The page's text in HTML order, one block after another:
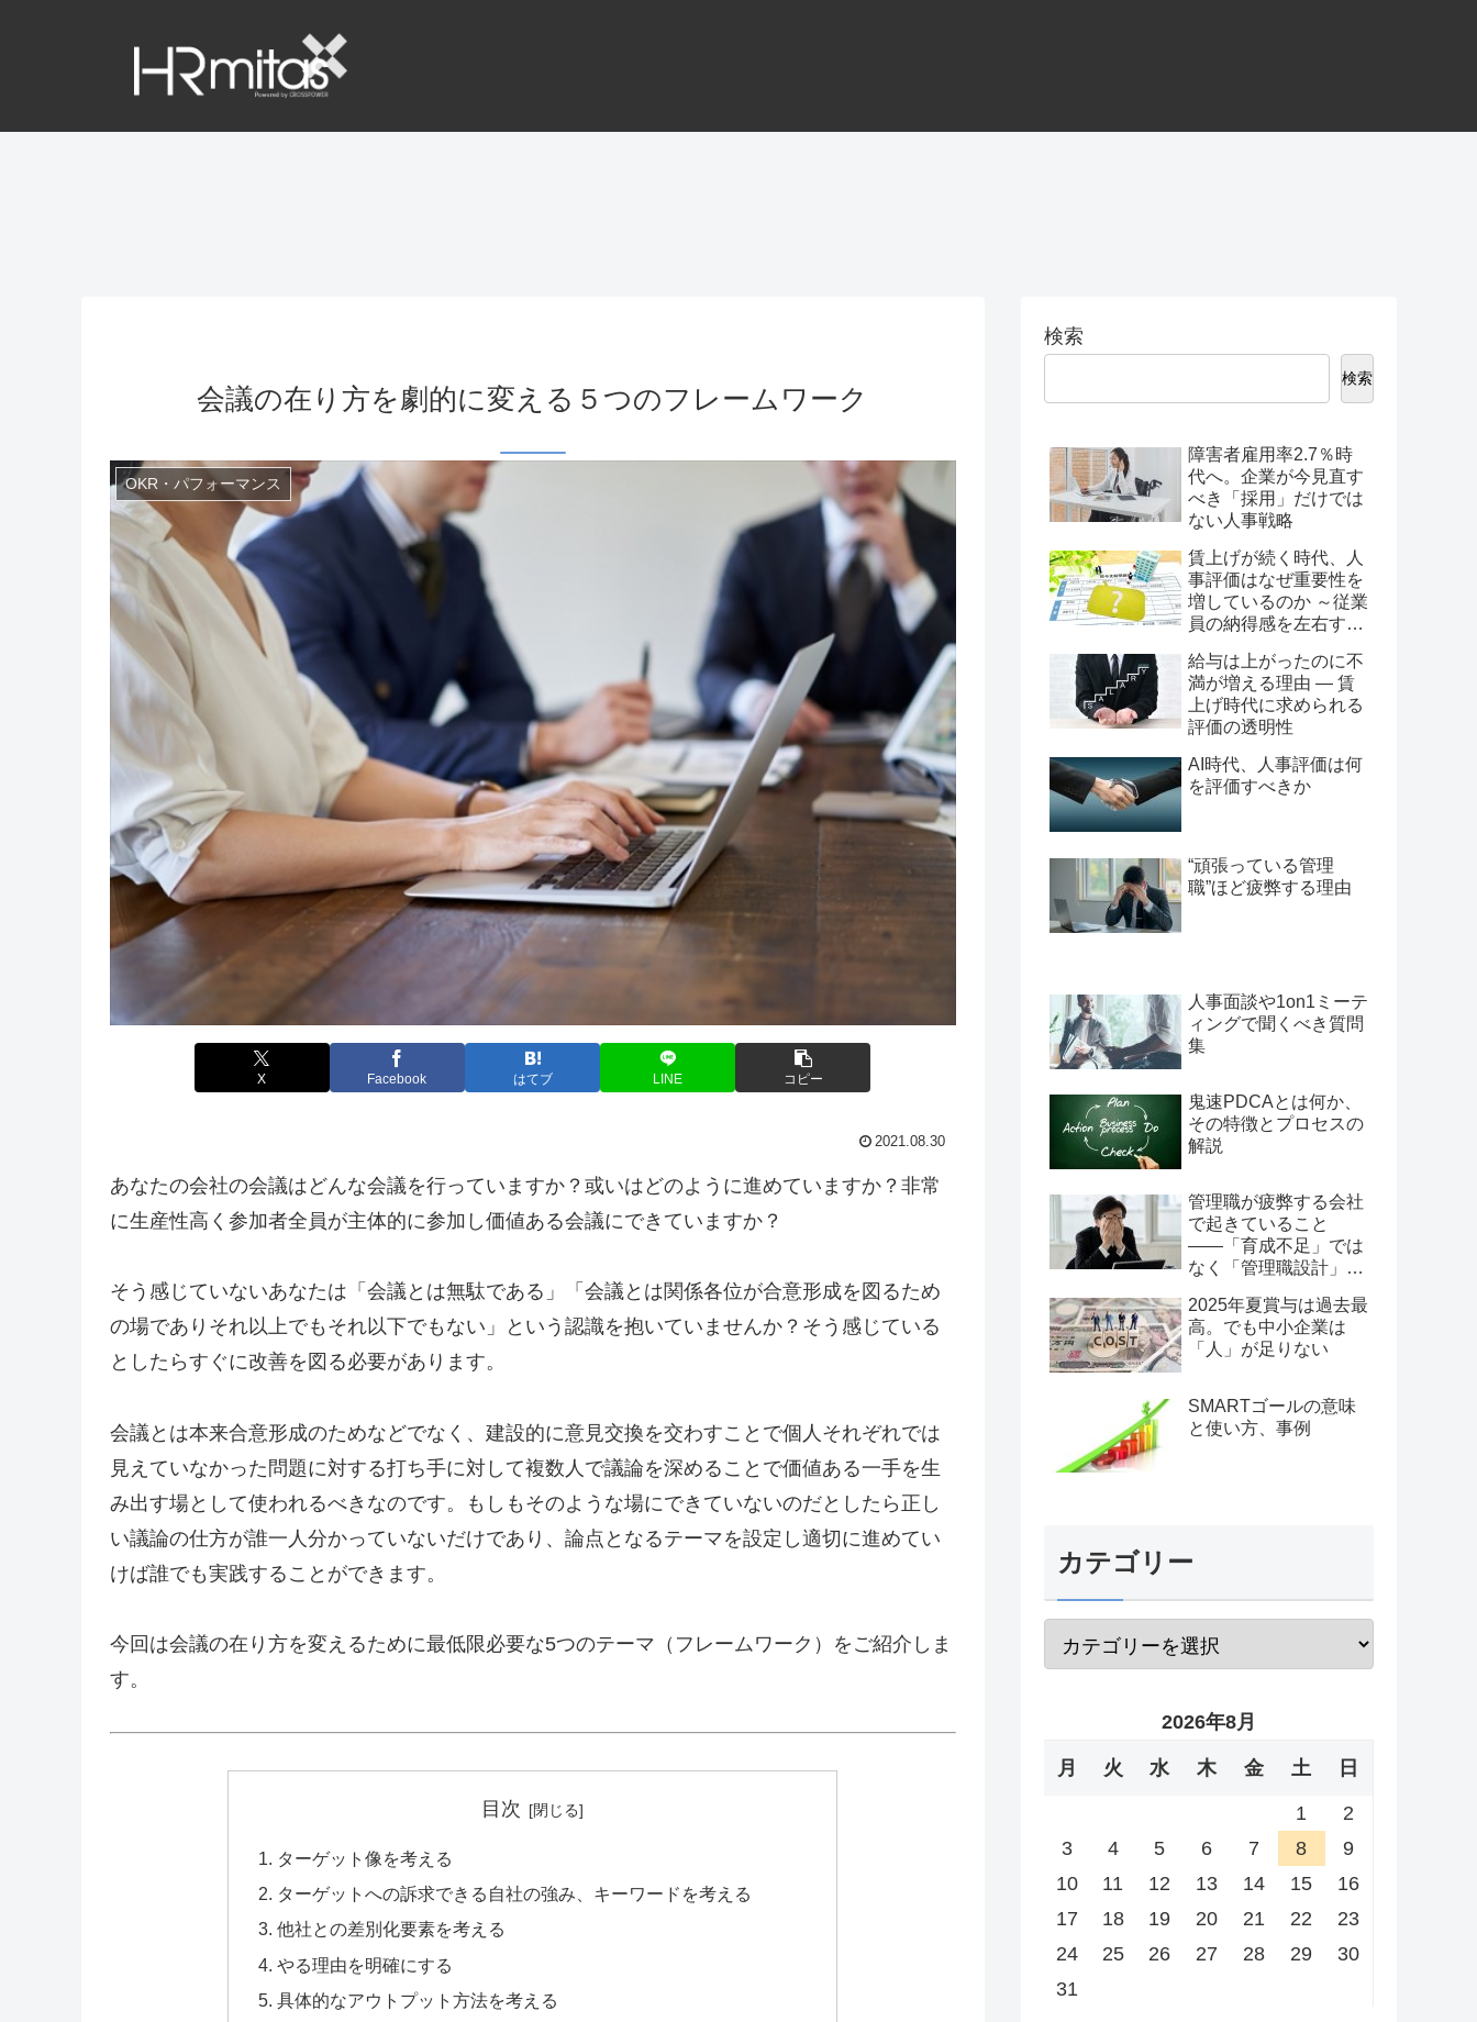
会議の在り方を劇的に変える５つのフレームワーク
OKR・パフォーマンス
X Facebook はてブ LINE コピー
2021.08.30
あなたの会社の会議はどんな会議を行っていますか？或いはどのように進めていますか？非常
に生産性高く参加者全員が主体的に参加し価値ある会議にできていますか？
そう感じていないあなたは「会議とは無駄である」「会議とは関係各位が合意形成を図るため
の場でありそれ以上でもそれ以下でもない」という認識を抱いていませんか？そう感じている
としたらすぐに改善を図る必要があります。
会議とは本来合意形成のためなどでなく、建設的に意見交換を交わすことで個人それぞれでは
見えていなかった問題に対する打ち手に対して複数人で議論を深めることで価値ある一手を生
み出す場として使われるべきなのです。もしもそのような場にできていないのだとしたら正し
い議論の仕方が誰一人分かっていないだけであり、論点となるテーマを設定し適切に進めてい
けば誰でも実践することができます。
今回は会議の在り方を変えるために最低限必要な5つのテーマ（フレームワーク）をご紹介しま
す。
目次
ターゲット像を考える
ターゲットへの訴求できる自社の強み、キーワードを考える
他社との差別化要素を考える
やる理由を明確にする
具体的なアウトプット方法を考える
検索
検索
障害者雇用率2.7％時
代へ。企業が今見直す
べき「採用」だけでは
ない人事戦略
賃上げが続く時代、人
事評価はなぜ重要性を
増しているのか ～従業
員の納得感を左右する
給与は上がったのに不
満が増える理由 ― 賃
上げ時代に求められる
評価の透明性
AI時代、人事評価は何
を評価すべきか
“頑張っている管理
職”ほど疲弊する理由
人事面談や1on1ミーテ
ィングで聞くべき質問
集
鬼速PDCAとは何か、
その特徴とプロセスの
解説
管理職が疲弊する会社
で起きていること
――「育成不足」では
なく「管理職設計」の
2025年夏賞与は過去最
高。でも中小企業は
「人」が足りない
SMARTゴールの意味
と使い方、事例
カテゴリー
2026年8月
月 火 水 木 金 土 日
1
2
3
4 5 6 7 8
9
10
11 12 13 14 15
16
17
18 19 20 21 22
23
24
25 26 27 28 29
30
31